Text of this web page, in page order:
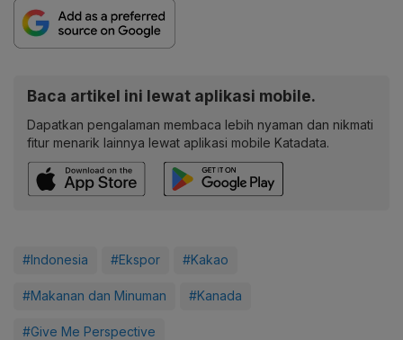
Baca artikel ini lewat aplikasi mobile.
Dapatkan pengalaman membaca lebih nyaman dan nikmati
fitur menarik lainnya lewat aplikasi mobile Katadata.
#Indonesia #Ekspor #Kakao
#Makanan dan Minuman #Kanada
#Give Me Perspective